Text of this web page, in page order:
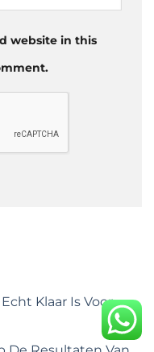
website in this
Klaar Is Voor